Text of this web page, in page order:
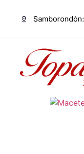
Samborondón: